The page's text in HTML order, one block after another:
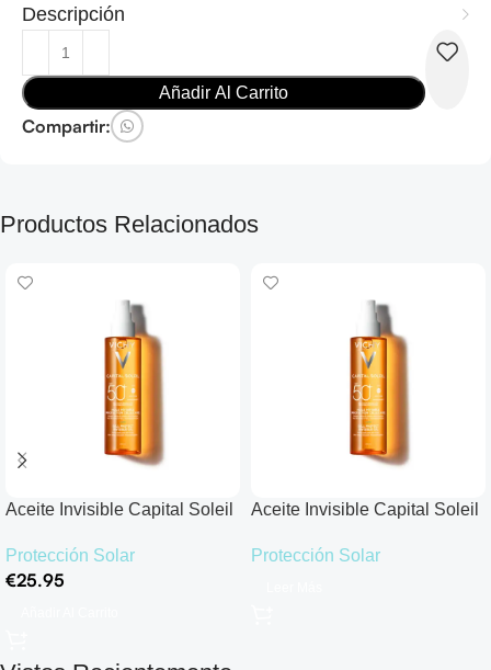
Descripción
Añadir Al Carrito
Compartir:
Productos Relacionados
Aceite Invisible Capital Soleil
Protección Solar
€25.95
Aceite Invisible Capital Soleil
Protección Solar